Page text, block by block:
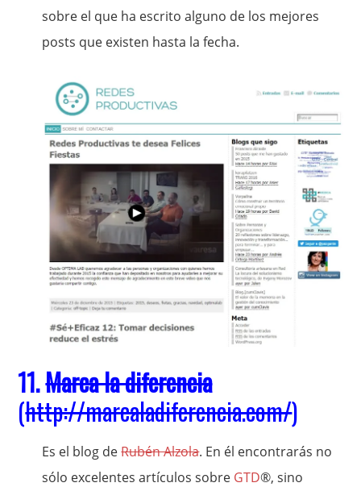
sobre el que ha escrito alguno de los mejores
posts que existen hasta la fecha.
11.Marca la diferencia
(http://marcaladiferencia.com/)
Es el blog deRubén Alzola. En él encontrarás no
sólo excelentes artículos sobre GTD®, sino